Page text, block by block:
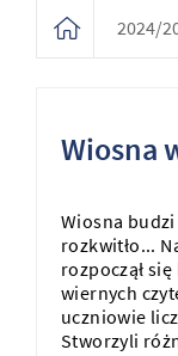
2024/
Wiosna
Wiosna
rozkwitło...
rozpoczął
wiernych
uczniowie
Stworzyli